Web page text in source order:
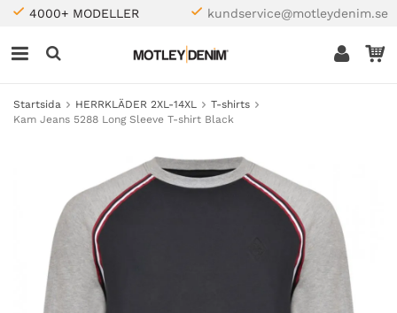
4000+ MODELLER kundservice@motleydenim.se
Startsida HERRKLÄDER 2XL-14XL
T-shirts
Kam Jeans 5288 Long Sleeve T-shirt Black